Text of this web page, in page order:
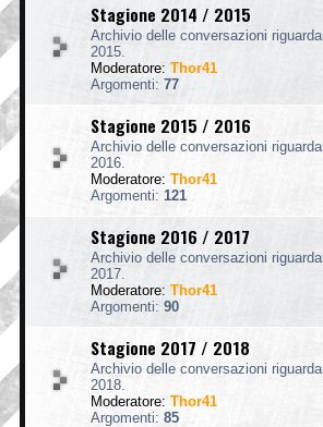
Stagione 2014 / 2015
Archivio delle conversazioni
2015.
Moderatore: Thor41
Argomenti: 77
Stagione 2015 / 2016
Archivio delle conversazioni
2016.
Moderatore: Thor41
Argomenti: 121
Stagione 2016 / 2017
Archivio delle conversazioni
2017.
Moderatore: Thor41
Argomenti: 90
Stagione 2017 / 2018
Archivio delle conversazioni
2018.
Moderatore: Thor41
Argomenti: 85